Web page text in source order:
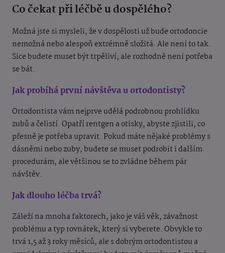
Co čekat při léčbě u dospělého?
Možná jste si mysleli, že v dospělosti už bude ortodoncie
nemožná nebo alespoň extrémně složitá. Ale není to tak.
Sice budete muset být trpěliví, ale rozhodně není potřeba
se bát.
Jak probíhá první návštěva u ortodontisty?
Ortodontista vám nejprve udělá podrobnou prohlídku
zubů a čelistí. Opatří rentgen a otisky, abyste zjistili, co
přesně je potřeba upravit. Pokud máte nějaké problémy s
dásněmi nebo zuby, budete se muset podrobit i dalším
procedurám, ale většinou se to zvládne během pár
návštěv.
Jak dlouho léčba trvá?
Záleží na mnoha faktorech, jako je váš věk, závažnost
problému a typ rovnátek, který si vyberete. Obvykle to
trvá 1,5 až 3 roky měsíců, ale s dobrým ortodontistou a